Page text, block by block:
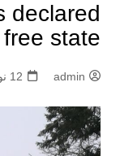
declared
state
admin 12 نوفمبر، 2018